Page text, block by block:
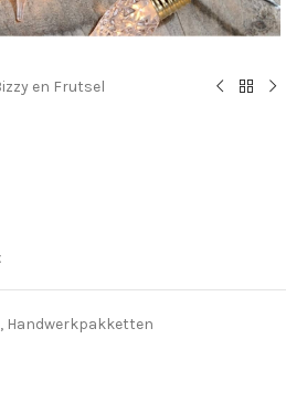
en Frutsel
, Handwerkpakketten